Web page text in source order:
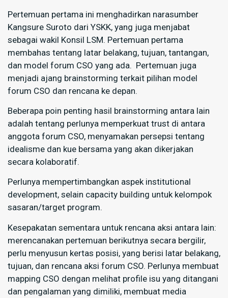
Pertemuan pertama ini menghadirkan narasumber
Kangsure Suroto dari YSKK, yang juga menjabat
sebagai wakil Konsil LSM. Pertemuan pertama
membahas tentang latar belakang, tujuan, tantangan,
dan model forum CSO yang ada. Pertemuan juga
menjadi ajang brainstorming terkait pilihan model
forum CSO dan rencana ke depan.
Beberapa poin penting hasil brainstorming antara lain
adalah tentang perlunya memperkuat trust di antara
anggota forum CSO, menyamakan persepsi tentang
idealisme dan kue bersama yang akan dikerjakan
secara kolaboratif.
Perlunya mempertimbangkan aspek institutional
development, selain capacity building untuk kelompok
sasaran/target program.
Kesepakatan sementara untuk rencana aksi antara lain:
merencanakan pertemuan berikutnya secara bergilir,
perlu menyusun kertas posisi, yang berisi latar belakang,
tujuan, dan rencana aksi forum CSO. Perlunya membuat
mapping CSO dengan melihat profile isu yang ditangani
dan pengalaman yang dimiliki, membuat media